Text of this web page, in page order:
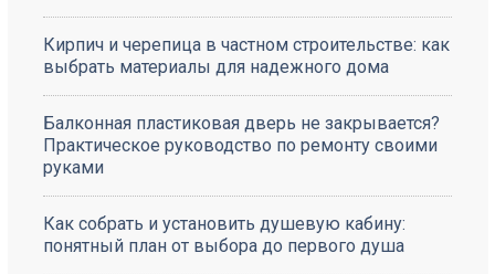
Кирпич и черепица в частном строительстве: как
выбрать материалы для надежного дома
Балконная пластиковая дверь не закрывается?
Практическое руководство по ремонту своими
руками
Как собрать и установить душевую кабину:
понятный план от выбора до первого душа